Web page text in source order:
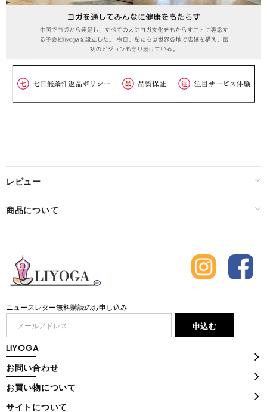
レビュー
商品について
ニュースレター無料購読のお申し込み
LIYOGA
お問い合わせ
お買い物について
サイトについて